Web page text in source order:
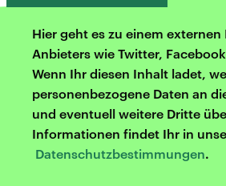
Hier geht es zu einem externen
Anbieters wie Twitter,
Wenn Ihr diesen Inhalt ladet,
personenbezogene Daten an
und eventuell weitere Dritte
Informationen findet Ihr in
Datenschutzbestimmungen.